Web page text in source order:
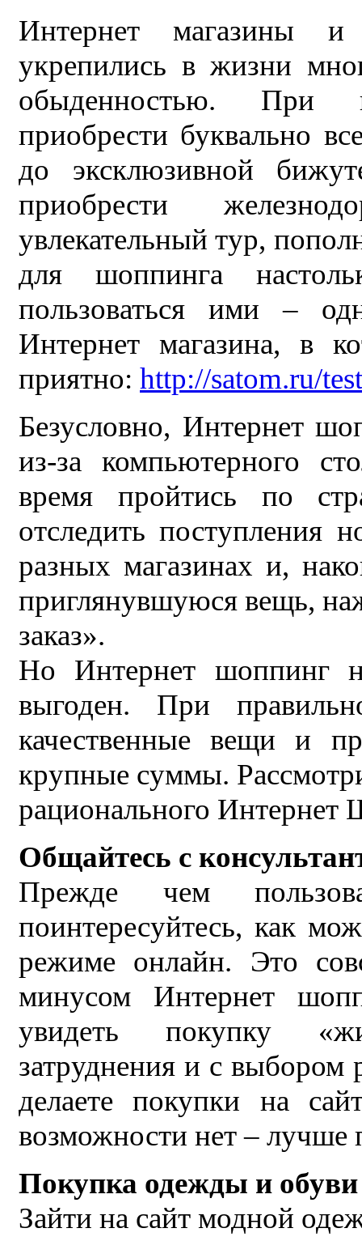
Интернет магазины
укрепились в жизни
обыденностью. При
приобрести буквально
до эксклюзивной
приобрести
увлекательный тур,
для шоппинга
пользоваться ими –
Интернет магазина, в
приятно: http://satom.ru/
Безусловно, Интернет
из-за компьютерного
время пройтись по
отследить поступления
разных магазинах и,
приглянувшуюся вещь,
заказ».
Но Интернет шоппинг
выгоден. При
качественные вещи и
крупные суммы.
рационального Интернет
Общайтесь с
Прежде чем
поинтересуйтесь, как
режиме онлайн. Это
минусом Интернет
увидеть покупку
затруднения и с выбором
делаете покупки на
возможности нет – лучше
Покупка одежды и обуви
Зайти на сайт модной